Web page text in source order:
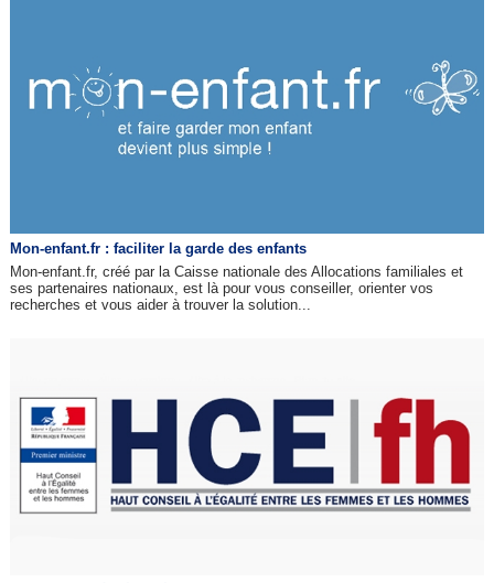
Mon-enfant.fr : faciliter la garde des enfants
Mon-enfant.fr, créé par la Caisse nationale des Allocations familiales et
ses partenaires nationaux, est là pour vous conseiller, orienter vos
recherches et vous aider à trouver la solution...